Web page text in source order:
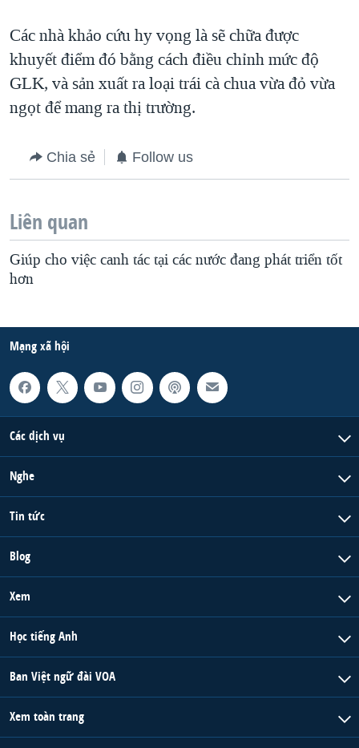
Các nhà khảo cứu hy vọng là sẽ chữa được
khuyết điểm đó bằng cách điều chỉnh mức độ
GLK, và sản xuất ra loại trái cà chua vừa đỏ vừa
ngọt để mang ra thị trường.
Chia sẻ Follow us
Liên quan
Giúp cho việc canh tác tại các nước đang phát triển tốt
hơn
Mạng xã hội
Các dịch vụ
Nghe
Tin tức
Blog
Xem
Học tiếng Anh
Ban Việt ngữ đài VOA
Xem toàn trang